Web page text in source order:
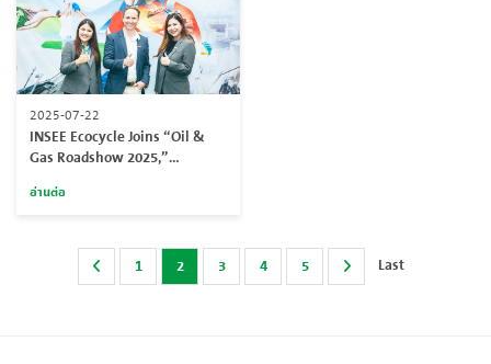
2025-07-22
INSEE Ecocycle Joins “Oil &
Gas Roadshow 2025,”
Cleaning Innovations
อ่านต่อ
1 2 3 4 5 Last